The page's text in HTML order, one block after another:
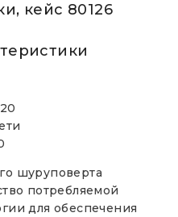
кейс 80126
шуруповерта
потребляемой
для обеспечения